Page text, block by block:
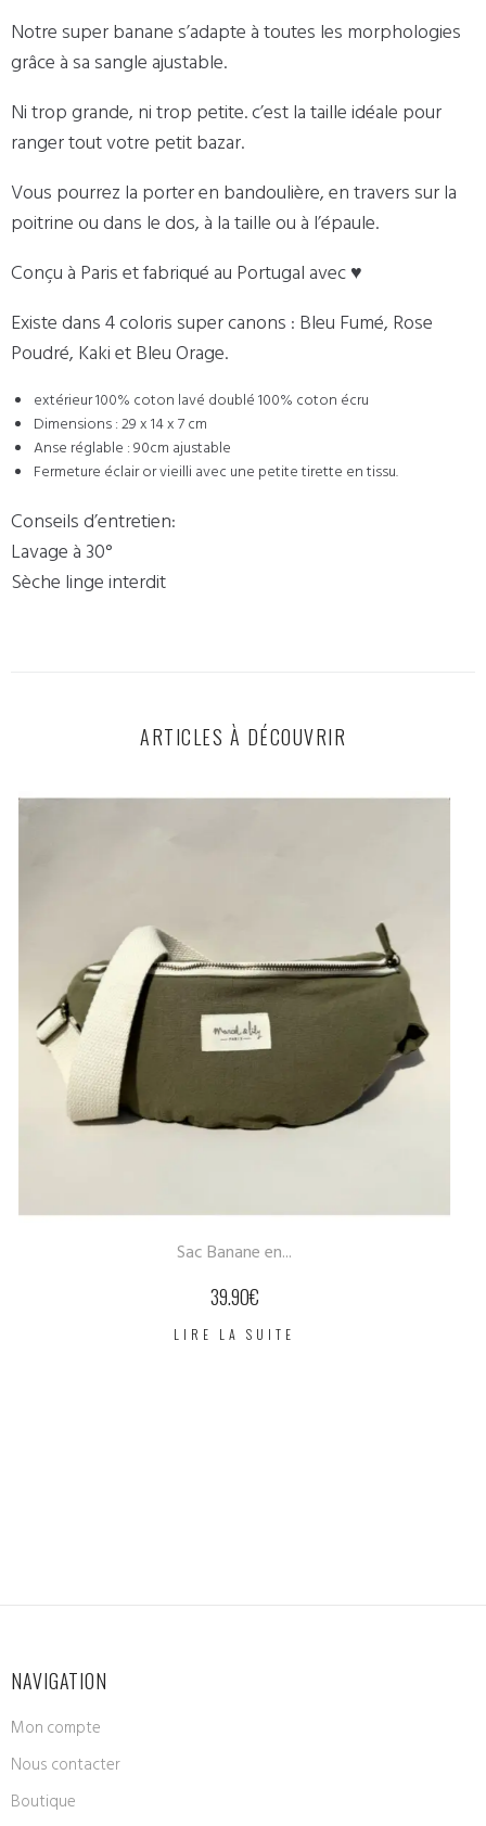
Notre super banane s’adapte à toutes les morphologies
grâce à sa sangle ajustable.
Ni trop grande, ni trop petite. c’est la taille idéale pour
ranger tout votre petit bazar.
Vous pourrez la porter en bandoulière, en travers sur la
poitrine ou dans le dos, à la taille ou à l’épaule.
Conçu à Paris et fabriqué au Portugal avec ♥
Existe dans 4 coloris super canons : Bleu Fumé, Rose
Poudré, Kaki et Bleu Orage.
extérieur 100% coton lavé doublé 100% coton écru
Dimensions : 29 x 14 x 7 cm
Anse réglable : 90cm ajustable
Fermeture éclair or vieilli avec une petite tirette en tissu.
Conseils d’entretien:
Lavage à 30°
Sèche linge interdit
ARTICLES À DÉCOUVRIR
Sac Banane en...
39.90€
LIRE LA SUITE
NAVIGATION
Mon compte
Nous contacter
Boutique